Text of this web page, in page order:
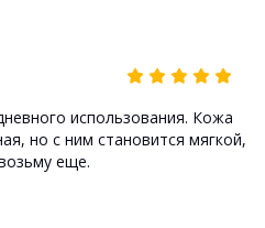
использования. Кожа
но с ним становится мягкой,
еще.